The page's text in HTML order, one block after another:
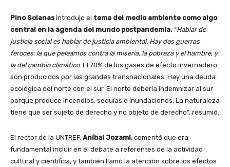
Pino Solanasintrodujo el tema del medio ambiente como algo
central en la agenda del mundo postpandemia. “Hablar de
justicia social es hablar de justicia ambiental. Hay dos guerras
feroces: la que peleamos contra la miseria, la pobreza y el hambre, y
la del cambio climático. El 70% de los gases de efecto invernadero
son producidos por las grandes transnacionales. Hay una deuda
ecológica del norte con el sur. El norte debería indemnizar al sur
porque produce incendios, sequías e inundaciones. La naturaleza
tiene que ser sujeto de derecho y no objeto de derecho”, resumió.
El rector de la UNTREF, Aníbal Jozami,comentó que era
fundamental incluir en el debate a referentes de la actividad
cultural y científica, y también llamó la atención sobre los efectos